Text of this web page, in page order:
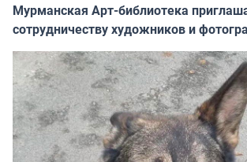
Мурманская Арт-библиотека
сотрудничеству художников и